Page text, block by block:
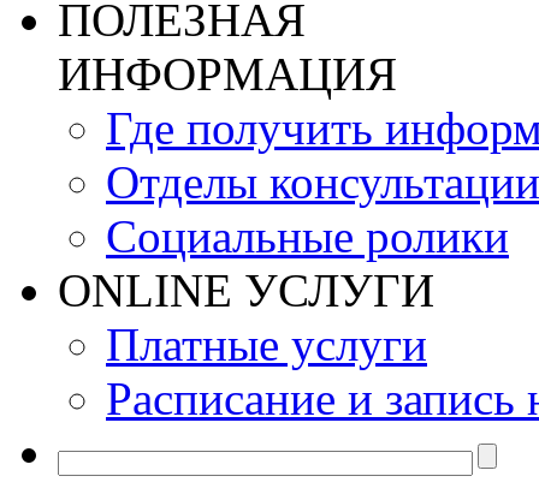
ПОЛЕЗНАЯ
ИНФОРМАЦИЯ
Где получить
Отделы консультации
Социальные ролики
ONLINE УСЛУГИ
Платные услуги
Расписание и запись